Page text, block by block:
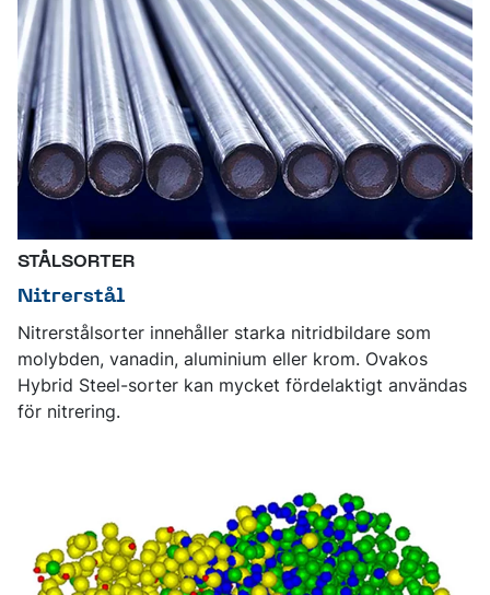
STÅLSORTER
Nitrerstål
Nitrerstålsorter innehåller starka nitridbildare som
molybden, vanadin, aluminium eller krom. Ovakos
Hybrid Steel-sorter kan mycket fördelaktigt användas
för nitrering.